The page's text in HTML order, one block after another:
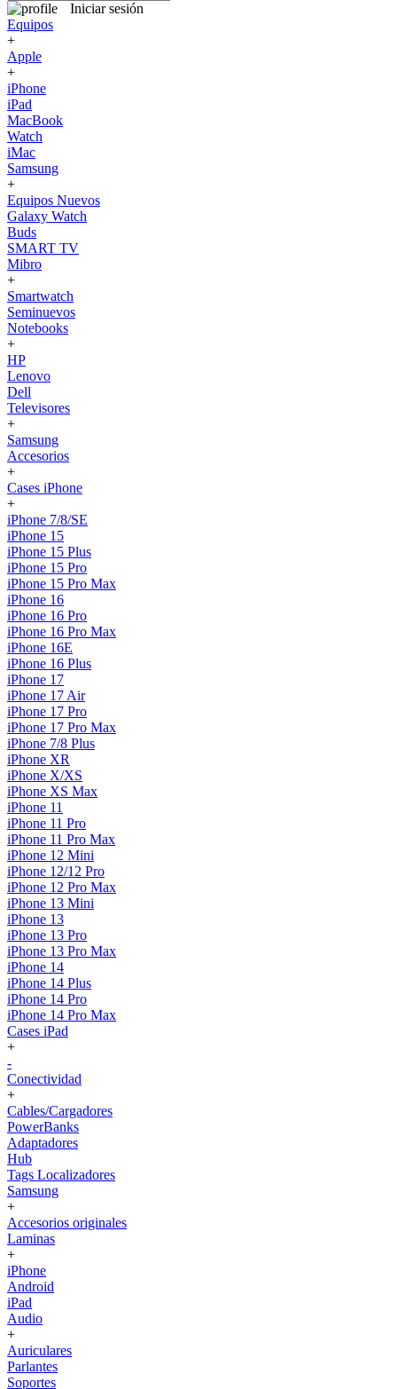
Iniciar sesión
Equipos
+
Apple
+
iPhone
iPad
MacBook
Watch
iMac
Samsung
+
Equipos Nuevos
Galaxy Watch
Buds
SMART TV
Mibro
+
Smartwatch
Seminuevos
Notebooks
+
HP
Lenovo
Dell
Televisores
+
Samsung
Accesorios
+
Cases iPhone
+
iPhone 7/8/SE
iPhone 15
iPhone 15 Plus
iPhone 15 Pro
iPhone 15 Pro Max
iPhone 16
iPhone 16 Pro
iPhone 16 Pro Max
iPhone 16E
iPhone 16 Plus
iPhone 17
iPhone 17 Air
iPhone 17 Pro
iPhone 17 Pro Max
iPhone 7/8 Plus
iPhone XR
iPhone X/XS
iPhone XS Max
iPhone 11
iPhone 11 Pro
iPhone 11 Pro Max
iPhone 12 Mini
iPhone 12/12 Pro
iPhone 12 Pro Max
iPhone 13 Mini
iPhone 13
iPhone 13 Pro
iPhone 13 Pro Max
iPhone 14
iPhone 14 Plus
iPhone 14 Pro
iPhone 14 Pro Max
Cases iPad
+
-
Conectividad
+
Cables/Cargadores
PowerBanks
Adaptadores
Hub
Tags Localizadores
Samsung
+
Accesorios originales
Laminas
+
iPhone
Android
iPad
Audio
+
Auriculares
Parlantes
Soportes